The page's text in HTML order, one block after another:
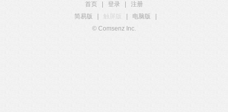
首页 登录
注册
简易版
触屏版 电脑版
© Comsenz Inc.